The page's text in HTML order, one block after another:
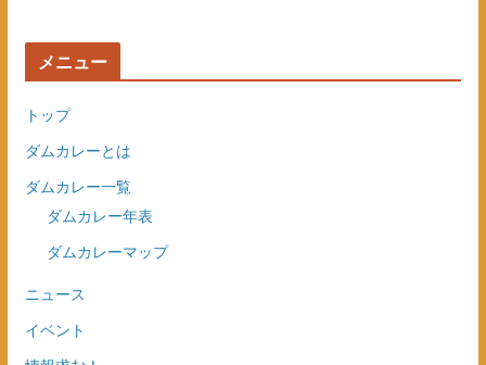
メニュー
トップ
ダムカレーとは
ダムカレー一覧
ダムカレー年表
ダムカレーマップ
ニュース
イベント